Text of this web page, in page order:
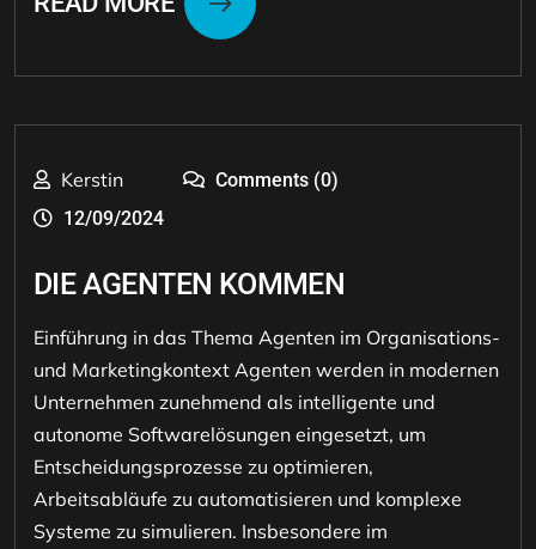
Kerstin
Comments (0)
12/09/2024
DIE AGENTEN KOMMEN
Einführung in das Thema Agenten im Organisations-
und Marketingkontext Agenten werden in modernen
Unternehmen zunehmend als intelligente und
autonome Softwarelösungen eingesetzt, um
Entscheidungsprozesse zu optimieren,
Arbeitsabläufe zu automatisieren und komplexe
Systeme zu simulieren. Insbesondere im